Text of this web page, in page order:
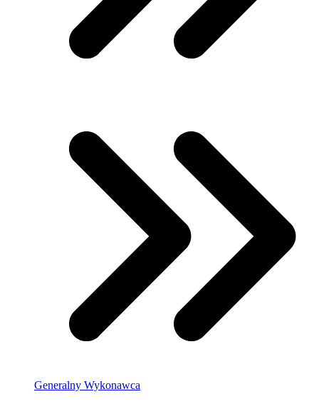
Generalny Wykonawca